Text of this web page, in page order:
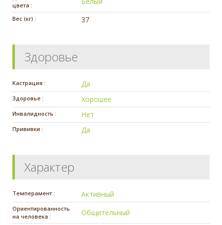
цвета :
Вес (кг) : 37
Здоровье
Кастрация : Да
Здоровье : Хорошее
Инвалидность : Нет
Прививки : Да
Характер
Темперамент : Активный
Ориентированность
на человека :
Общительный